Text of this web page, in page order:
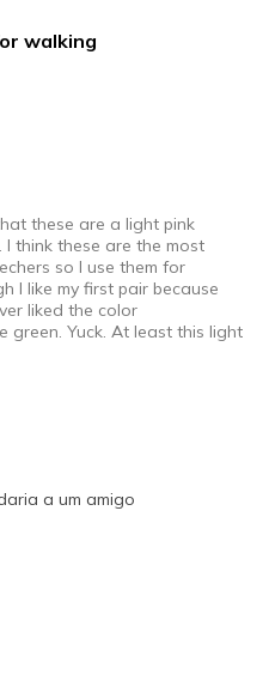
for Wearing
walking
these are a light pink
think these are the most
so I use them for
I like my first pair because
liked the color
green. Yuck. At least this light
a um amigo